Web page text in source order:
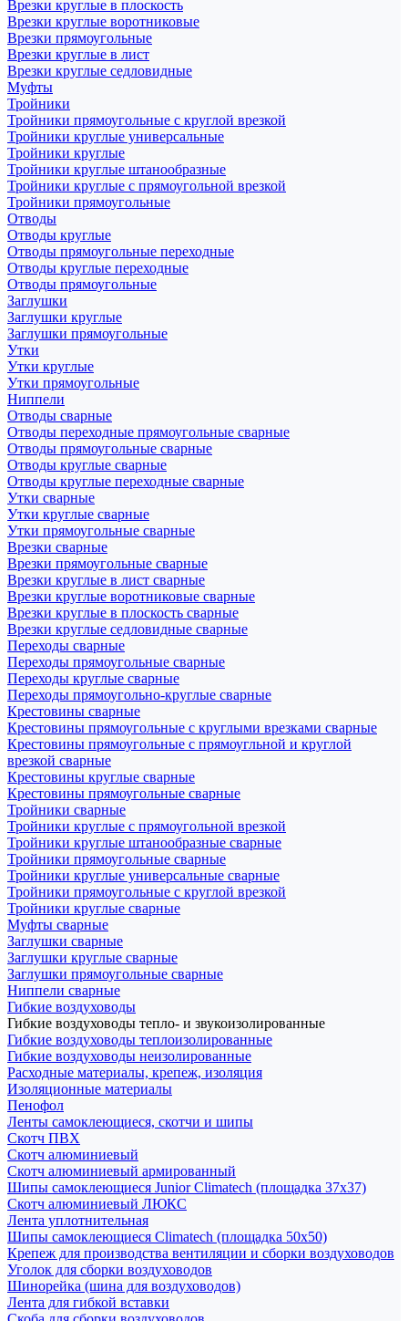
Врезки круглые в плоскость
Врезки круглые воротниковые
Врезки прямоугольные
Врезки круглые в лист
Врезки круглые седловидные
Муфты
Тройники
Тройники прямоугольные с круглой врезкой
Тройники круглые универсальные
Тройники круглые
Тройники круглые штанообразные
Тройники круглые с прямоугольной врезкой
Тройники прямоугольные
Отводы
Отводы круглые
Отводы прямоугольные переходные
Отводы круглые переходные
Отводы прямоугольные
Заглушки
Заглушки круглые
Заглушки прямоугольные
Утки
Утки круглые
Утки прямоугольные
Ниппели
Отводы сварные
Отводы переходные прямоугольные сварные
Отводы прямоугольные сварные
Отводы круглые сварные
Отводы круглые переходные сварные
Утки сварные
Утки круглые сварные
Утки прямоугольные сварные
Врезки сварные
Врезки прямоугольные сварные
Врезки круглые в лист сварные
Врезки круглые воротниковые сварные
Врезки круглые в плоскость сварные
Врезки круглые седловидные сварные
Переходы сварные
Переходы прямоугольные сварные
Переходы круглые сварные
Переходы прямоугольно-круглые сварные
Крестовины сварные
Крестовины прямоугольные с круглыми врезками сварные
Крестовины прямоугольные с прямоугльной и круглой
врезкой сварные
Крестовины круглые сварные
Крестовины прямоугольные сварные
Тройники сварные
Тройники круглые с прямоугольной врезкой
Тройники круглые штанообразные сварные
Тройники прямоугольные сварные
Тройники круглые универсальные сварные
Тройники прямоугольные с круглой врезкой
Тройники круглые сварные
Муфты сварные
Заглушки сварные
Заглушки круглые сварные
Заглушки прямоугольные сварные
Ниппели сварные
Гибкие воздуховоды
Гибкие воздуховоды тепло- и звукоизолированные
Гибкие воздуховоды теплоизолированные
Гибкие воздуховоды неизолированные
Расходные материалы, крепеж, изоляция
Изоляционные материалы
Пенофол
Ленты самоклеющиеся, скотчи и шипы
Скотч ПВХ
Скотч алюминиевый
Скотч алюминиевый армированный
Шипы самоклеющиеся Junior Climatech (площадка 37х37)
Скотч алюминиевый ЛЮКС
Лента уплотнительная
Шипы самоклеющиеся Climatech (площадка 50х50)
Крепеж для производства вентиляции и сборки воздуховодов
Уголок для сборки воздуховодов
Шинорейка (шина для воздуховодов)
Лента для гибкой вставки